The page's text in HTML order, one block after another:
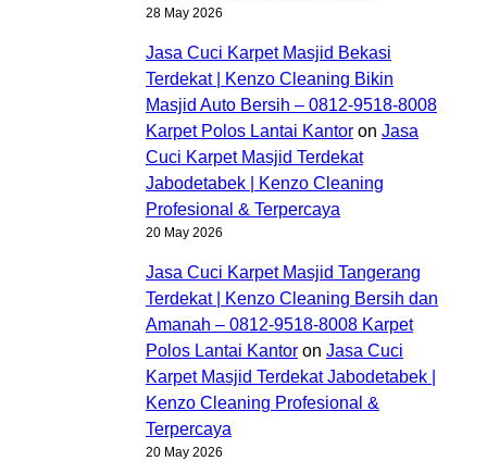
28 May 2026
Jasa Cuci Karpet Masjid Bekasi
Terdekat | Kenzo Cleaning Bikin
Masjid Auto Bersih – 0812-9518-8008
Karpet Polos Lantai Kantor on Jasa
Cuci Karpet Masjid Terdekat
Jabodetabek | Kenzo Cleaning
Profesional & Terpercaya
20 May 2026
Jasa Cuci Karpet Masjid Tangerang
Terdekat | Kenzo Cleaning Bersih dan
Amanah – 0812-9518-8008 Karpet
Polos Lantai Kantor on Jasa Cuci
Karpet Masjid Terdekat Jabodetabek |
Kenzo Cleaning Profesional &
Terpercaya
20 May 2026